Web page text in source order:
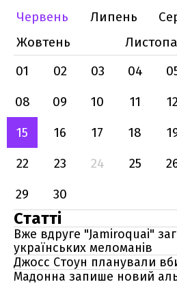
Червень
Липень
Жовтень
01
02 03 04
08
09 10 11 12
15
16 17 18
22
23 24 25
29
30
Статті
Вже вдруге "Jamiroquai"
українських меломанів
Джосс Стоун планували
Мадонна запише новий